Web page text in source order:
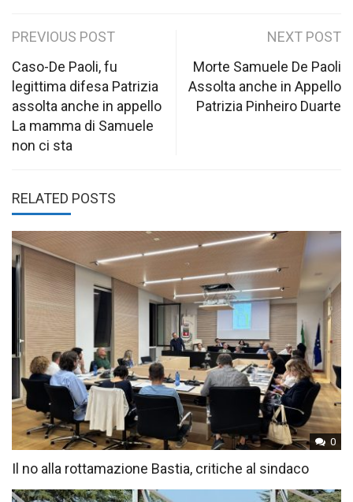
Post
navigation
PREVIOUS POST
Caso-De Paoli, fu
legittima difesa Patrizia
assolta anche in appello
La mamma di Samuele
non ci sta
NEXT POST
Morte Samuele De Paoli
Assolta anche in Appello
Patrizia Pinheiro Duarte
RELATED POSTS
0
Il no alla rottamazione Bastia, critiche al sindaco